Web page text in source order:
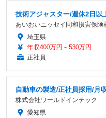
技術アジャスター/週休2日以
あいおいニッセイ同和損害保険
埼玉県
年収400万円～530万円
正社員
自動車の製造/正社員採用/月
株式会社ワールドインテック
愛知県